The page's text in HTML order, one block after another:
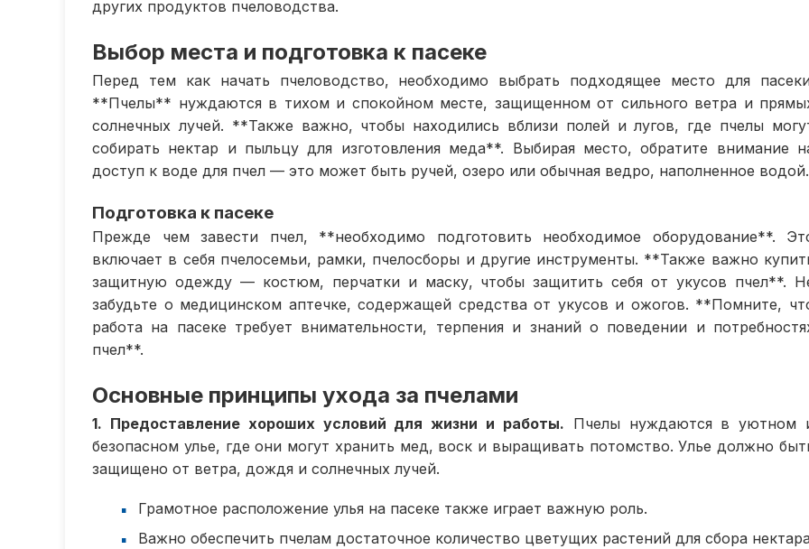
других продуктов пчеловодства.
Выбор места и подготовка к пасеке
Перед тем как начать пчеловодство, необходимо выбрать подходящее место для
**Пчелы** нуждаются в тихом и спокойном месте, защищенном от сильного ветра и
солнечных лучей. **Также важно, чтобы находились вблизи полей и лугов, где пчелы
собирать нектар и пыльцу для изготовления меда**. Выбирая место, обратите внимание
доступ к воде для пчел — это может быть ручей, озеро или обычная ведро, наполненное водой.
Подготовка к пасеке
Прежде чем завести пчел, **необходимо подготовить необходимое оборудование**.
включает в себя пчелосемьи, рамки, пчелосборы и другие инструменты. **Также важно
защитную одежду — костюм, перчатки и маску, чтобы защитить себя от укусов пчел**.
забудьте о медицинском аптечке, содержащей средства от укусов и ожогов. **Помните,
работа на пасеке требует внимательности, терпения и знаний о поведении и
пчел**.
Основные принципы ухода за пчелами
1. Предоставление хороших условий для жизни и работы. Пчелы нуждаются в уютном
безопасном улье, где они могут хранить мед, воск и выращивать потомство. Улье должно
защищено от ветра, дождя и солнечных лучей.
Грамотное расположение улья на пасеке также играет важную роль.
Важно обеспечить пчелам достаточное количество цветущих растений для сбора нектара